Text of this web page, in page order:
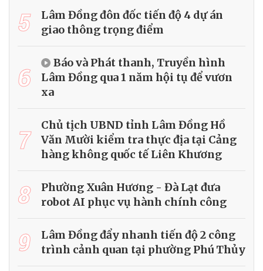
5
Lâm Đồng đôn đốc tiến độ 4 dự án
giao thông trọng điểm
6
Báo và Phát thanh, Truyền hình
Lâm Đồng qua 1 năm hội tụ để vươn
xa
7
Chủ tịch UBND tỉnh Lâm Đồng Hồ
Văn Mười kiểm tra thực địa tại Cảng
hàng không quốc tế Liên Khương
8
Phường Xuân Hương - Đà Lạt đưa
robot AI phục vụ hành chính công
9
Lâm Đồng đẩy nhanh tiến độ 2 công
trình cảnh quan tại phường Phú Thủy